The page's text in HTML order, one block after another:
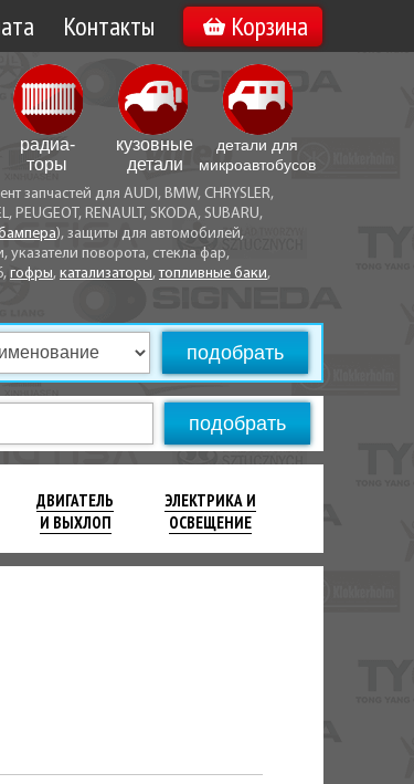
Контакты
Вакансии
Корзина
радиа­
торы
кузовные
детали
детали для
микро­автобусов
запчастей для AUDI, BMW, CHRYSLER,
PEUGEOT, RENAULT, SKODA, SUBARU,
), защиты для автомобилей,
поворота, стекла фар,
гофры, катализаторы,топливные баки,
ДВИГАТЕЛЬ
И ВЫХЛОП
ЭЛЕКТРИКА И
ОСВЕЩЕНИЕ